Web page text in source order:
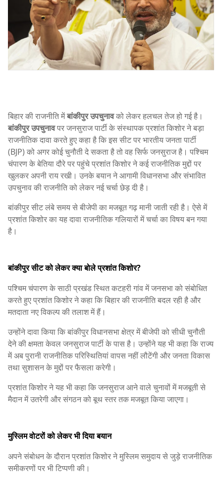
बिहार की राजनीति मेंबांकीपुर उपचुनावको लेकर हलचल तेज हो गई है।
बांकीपुर उपचुनावपर जनसुराज पार्टी के संस्थापक प्रशांत किशोर ने बड़ा
राजनीतिक दावा करते हुए कहा है कि इस सीट पर भारतीय जनता पार्टी
(BJP) को अगर कोई चुनौती दे सकता है तो वह सिर्फ जनसुराज है। पश्चिम
चंपारण के बेतिया दौरे पर पहुंचे प्रशांत किशोर ने कई राजनीतिक मुद्दों पर
खुलकर अपनी राय रखी। उनके बयान ने आगामी विधानसभा और संभावित
उपचुनाव की राजनीति को लेकर नई चर्चा छेड़ दी है।
बांकीपुर सीट लंबे समय से बीजेपी का मजबूत गढ़ मानी जाती रही है। ऐसे में
प्रशांत किशोर का यह दावा राजनीतिक गलियारों में चर्चा का विषय बन गया
है।
बांकीपुर सीट को लेकर क्या बोले प्रशांत किशोर?
पश्चिम चंपारण के साठी प्रखंड स्थित कटहरी गांव में जनसभा को संबोधित
करते हुए प्रशांत किशोर ने कहा कि बिहार की राजनीति बदल रही है और
मतदाता नए विकल्प की तलाश में हैं।
उन्होंने दावा किया कि बांकीपुर विधानसभा क्षेत्र में बीजेपी को सीधी चुनौती
देने की क्षमता केवल जनसुराज पार्टी के पास है। उन्होंने यह भी कहा कि राज्य
में अब पुरानी राजनीतिक परिस्थितियां वापस नहीं लौटेंगी और जनता विकास
तथा सुशासन के मुद्दों पर फैसला करेगी।
प्रशांत किशोर ने यह भी कहा कि जनसुराज आने वाले चुनावों में मजबूती से
मैदान में उतरेगी और संगठन को बूथ स्तर तक मजबूत किया जाएगा।
मुस्लिम वोटरों को लेकर भी दिया बयान
अपने संबोधन के दौरान प्रशांत किशोर ने मुस्लिम समुदाय से जुड़े राजनीतिक
समीकरणों पर भी टिप्पणी की।